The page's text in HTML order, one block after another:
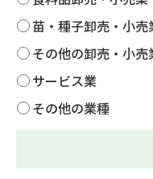
苗・種子卸売・小
その他の卸売・小売
サービス業
その他の業種